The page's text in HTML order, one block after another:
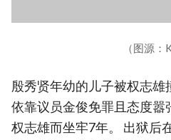
（图源：
殷秀贤年幼的儿子被权志
依靠议员金俊免罪且态度
权志雄而坐牢7年。 出狱后